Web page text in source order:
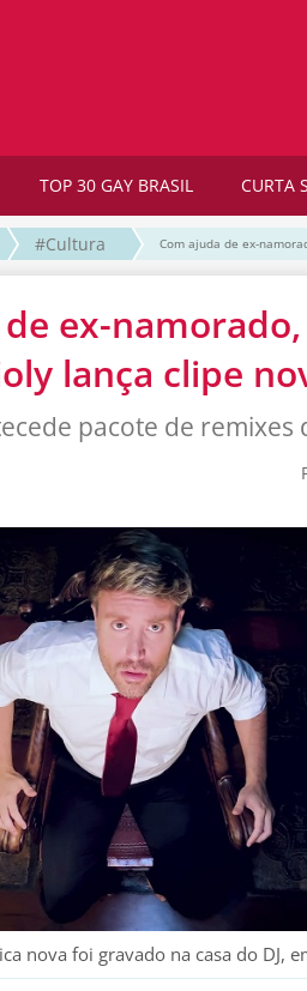
TOP 30 GAY BRASIL CURTA
#Cultura Com ajuda de ex-
ex-namorado,
lança clipe
pacote de remixes
nova foi gravado na casa do DJ,